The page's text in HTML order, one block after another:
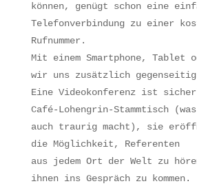
können, genügt schon eine
Telefonverbindung zu einer
Rufnummer.
Mit einem Smartphone, Tablet
wir uns zusätzlich gegenseitig
Eine Videokonferenz ist
Café-Lohengrin-Stammtisch
auch traurig macht), sie
die Möglichkeit, Referenten
aus jedem Ort der Welt zu
ihnen ins Gespräch zu kommen.